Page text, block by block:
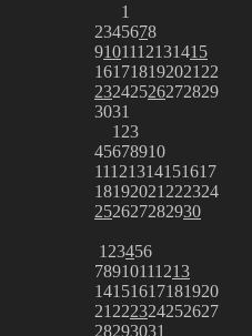
1
2345678
9101112131415
161718192021 22
23242526272829
3031
1 23
45678910
11121314151617
18192021 222324
252627282930
1 23456
78910111213
14151617181920
21 222324252627
28293031